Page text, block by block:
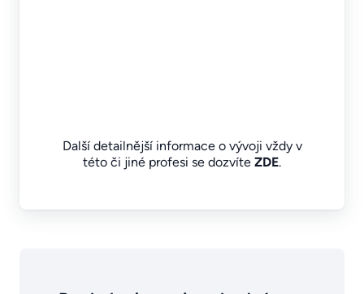
Další detailnější informace o vývoji vždy v
této či jiné profesi se dozvíte ZDE.